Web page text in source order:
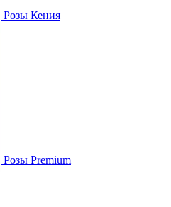
Розы Кения
Розы Premium